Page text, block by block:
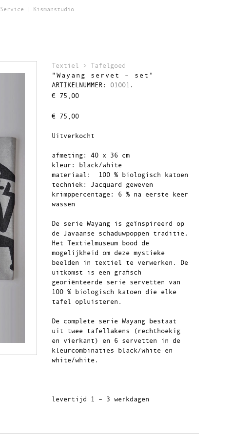
Service Kismanstudio
Textiel >
Tafelgoed
"Wayang servet – set"
ARTIKELNUMMER: 01001 .
€ 75,00
€ 75,00
Uitverkocht
afmeting: 40 x 36 cm
kleur: black/white
materiaal: 100 % biologisch katoen
techniek: Jacquard geweven
krimppercentage: 6 % na eerste keer
wassen
De serie Wayang is geïnspireerd op
de Javaanse schaduwpoppen traditie.
Het Textielmuseum bood de
mogelijkheid om deze mystieke
beelden in textiel te verwerken. De
uitkomst is een grafisch
georiënteerde serie servetten van
100 % biologisch katoen die elke
tafel opluisteren.
De complete serie Wayang bestaat
uit twee tafellakens (rechthoekig
en vierkant) en 6 servetten in de
kleurcombinaties black/white en
white/white.
levertijd 1 – 3 werkdagen